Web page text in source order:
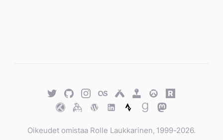
TwitterGitHubTwitterLast.fmUntappd
Retro
Achievements
Overwatch
Rawg.io
TraktKeybaseWordPress
WordPress
StravaGoodreads
Mastodon
Oikeudet omistaa Rolle Laukkarinen, 1999-2026.